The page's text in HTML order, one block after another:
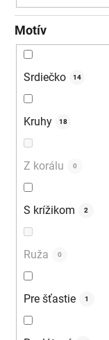
Motív
Srdiečko 14
Kruhy 18
Z korálu 0
S krížikom 2
Ruža 0
Pre šťastie 1